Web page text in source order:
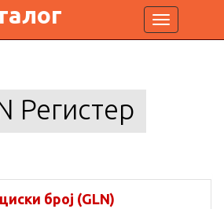
Toggle
navigation
Регистер
број (GLN)